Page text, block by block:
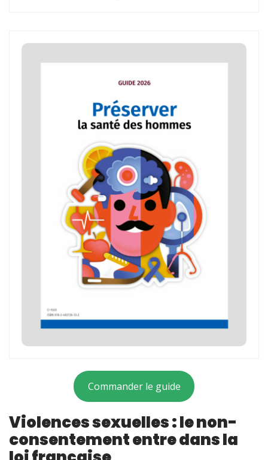
Commander le guide
Violences sexuelles : le non-
consentement entre dans la